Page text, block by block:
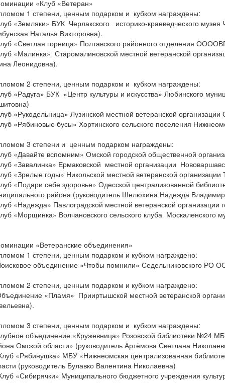
«Клуб «Ветеран»
1 степени, ценным подарком и кубком награждены:
«Земляки» БУК Черлакского историко-краеведческого
Наталья Викторовна).
«Светлая горница» Полтавского районного отделения
«Малинка» Старомалиновской местной ветеранской
Леонидовна).
2 степени, ценным подарком и кубком награждены:
«Радуга» БУК «Центр культуры и искусства» Любинского
«Рукодельница» Лузинской местной ветеранской
«Рябиновые бусы» Хортинского сельского поселения
3 степени и ценным подарком награждены:
«Давайте вспомним» Омской городской общественной
«Завалинка» Ермаковской местной организации
«Зрелые годы» Никольской местной ветеранской
«Подари себе здоровье» Одесской централизованной
района (руководитель Шелюхина Надежда
«Надежда» Павлоградской местной ветеранской
«Морщинка» Волчановского сельского клуба Москаленского
«Ветеранские объединения»
1 степени, ценным подарком и кубком награждено:
объединение «Чтобы помнили» Седельниковского РО
2 степени, ценным подарком и кубком награждено:
«Пламя» Прииртышской местной ветеранской
3 степени, ценным подарком и кубком награждены:
объединение «Кружевница» Розовской библиотеки №24
Омской области» (руководитель Артёмова Светлана
«Рябинушка» МБУ «Нижнеомская централизованная
(руководитель Булавко Валентина Николаевна)
«Сибирячки» Муниципального бюджетного учреждения